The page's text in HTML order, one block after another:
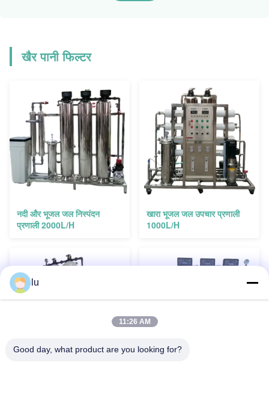
खैर पानी फिल्टर
नदी और भूजल जल निस्पंदन
प्रणाली 2000L/H
खारा भूजल जल उपचार प्रणाली
1000L/H
lu
11:26 AM
Good day, what product are you looking for?